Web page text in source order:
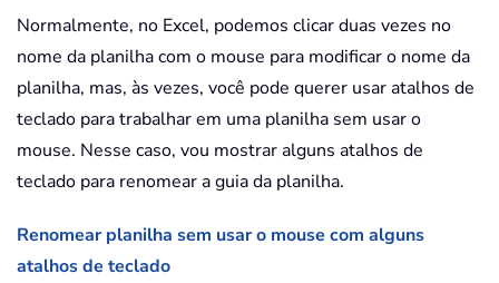
Normalmente, no Excel, podemos clicar duas vezes no
nome da planilha com o mouse para modificar o nome da
planilha, mas, às vezes, você pode querer usar atalhos de
teclado para trabalhar em uma planilha sem usar o
mouse. Nesse caso, vou mostrar alguns atalhos de
teclado para renomear a guia da planilha.
Renomear planilha sem usar o mouse com alguns
atalhos de teclado